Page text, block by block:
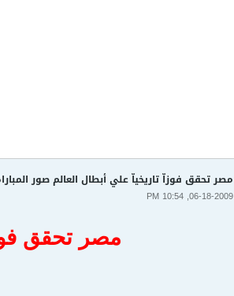
مصر تحقق فوزاّ تاريخياّ علي أبطال العالم صور
06-18-2009, 10:54 PM
مصر تحقق